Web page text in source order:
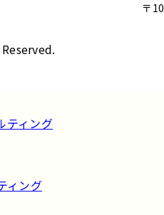
〒
ティング
ィング